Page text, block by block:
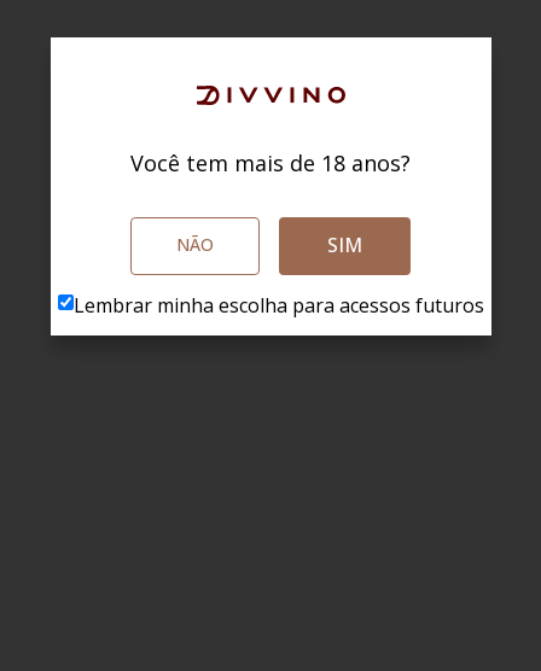
Você tem mais de 18 anos?
NÃO SIM
Lembrar minha escolha para acessos futuros